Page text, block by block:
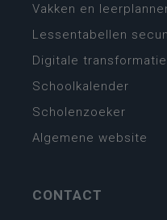
Vakken en
Lessentabellen
Digitale transformatie
Schoolkalender
Scholenzoeker
Algemene website
CONTACT